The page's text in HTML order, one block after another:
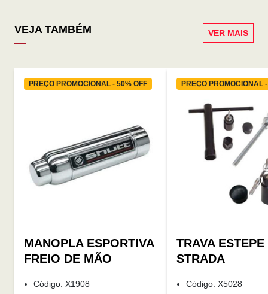
VEJA TAMBÉM VER MAIS
PREÇO PROMOCIONAL - 50% OFF
MANOPLA ESPORTIVA
FREIO DE MÃO
Código: X1908
PREÇO PROMOCIONAL
TRAVA ESTEPE
STRADA
Código: X5028